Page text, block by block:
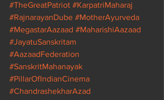
#TheGreatPatriot #KarpatriMaharaj
#RajnarayanDube #MotherAyurveda
#MegastarAazaad #MaharishiAazaad
#JayatuSanskritam
#AazaadFederation
#SanskritMahanayak
#PillarOfIndianCinema
#ChandrashekharAzad